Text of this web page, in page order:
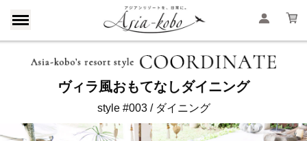
ヴィラ風おもてなしダイニング
style #003 / ダイニング